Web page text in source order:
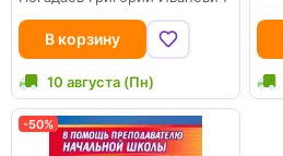
В корзину
10 августа (Пн)
-50%